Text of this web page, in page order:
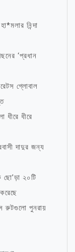
নিন্দা
‘প্রধান
গ্লোবাল
ধীরে ধীরে
দাদুর জন্য
ছো’ড়া ২০টি
রুটগুলো পুনরায়